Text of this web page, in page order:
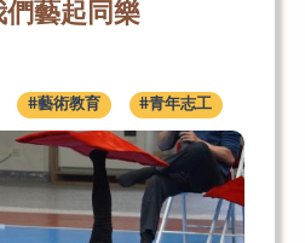
們藝起同樂
#藝術教育 #青年志工